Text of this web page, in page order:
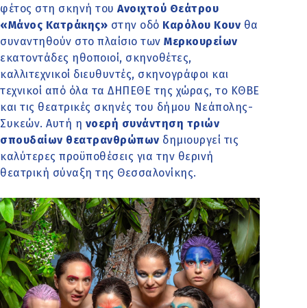
φέτος στη σκηνή του Ανοιχτού Θεάτρου
«Μάνος Κατράκης» στην οδό Καρόλου Κουν θα
συναντηθούν στο πλαίσιο των Μερκουρείων
εκατοντάδες ηθοποιοί, σκηνοθέτες,
καλλιτεχνικοί διευθυντές, σκηνογράφοι και
τεχνικοί από όλα τα ΔΗΠΕΘΕ της χώρας, το ΚΘΒΕ
και τις θεατρικές σκηνές του δήμου Νεάπολης-
Συκεών. Αυτή η νοερή συνάντηση τριών
σπουδαίων θεατρανθρώπων δημιουργεί τις
καλύτερες προϋποθέσεις για την θερινή
θεατρική σύναξη της Θεσσαλονίκης.